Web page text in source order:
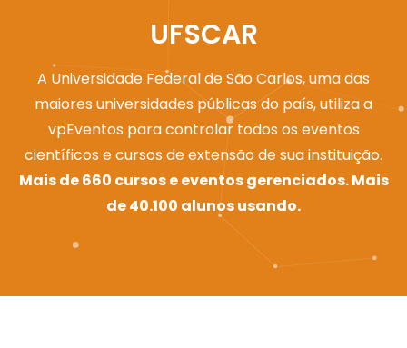
UFSCAR
A Universidade Federal de São Carlos, uma das
maiores universidades públicas do país, utiliza a
vpEventos para controlar todos os eventos
científicos e cursos de extensão de sua instituição.
Mais de 660 cursos e eventos gerenciados. Mais
de 40.100 alunos usando.